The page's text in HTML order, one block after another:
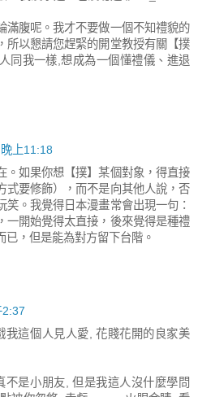
滿腹呢。我才不要做一個不知禮貌的
所以懇請您趕緊的開堂教授有關【撲
同我一樣,想成為一個懂禮儀、進退
上11:18
。如果你想【撲】某個對象，得直接
式要修飾），而不是向其他人說，否
笑。我覺得日本漫畫常會出現一句：
一開始覺得太直接，後來覺得是種禮
已，但是能為對方留下台階。
我這個人見人愛, 花賤花開的良家美
不是小朋友, 但是我這人沒什麼學問